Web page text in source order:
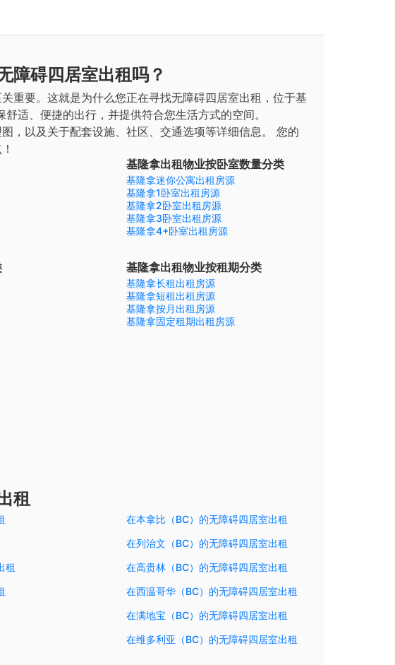
障碍四居室出租吗？
重要。这就是为什么您正在寻找无障碍四居室出租，位于基
适、便捷的出行，并提供符合您生活方式的空间。
，以及关于配套设施、社区、交通选项等详细信息。
您的
基隆拿出租物业按卧室数量分类
基隆拿迷你公寓出租房源
基隆拿1卧室出租房源
基隆拿2卧室出租房源
基隆拿3卧室出租房源
基隆拿4+卧室出租房源
基隆拿出租物业按租期分类
基隆拿长租出租房源
基隆拿短租出租房源
基隆拿按月出租房源
基隆拿固定租期出租房源
租
在本拿比（BC）的无障碍四居室出租
在列治文（BC）的无障碍四居室出租
租
在高贵林（BC）的无障碍四居室出租
在西温哥华（BC）的无障碍四居室出租
在满地宝（BC）的无障碍四居室出租
在维多利亚（BC）的无障碍四居室出租